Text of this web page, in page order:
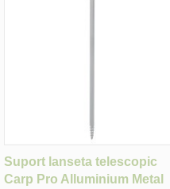
Suport lanseta telescopic
Carp Pro Alluminium Metal